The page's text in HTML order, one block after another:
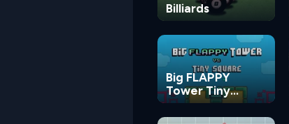
Billiards
Big FLAPPY
Tower Tiny
Square